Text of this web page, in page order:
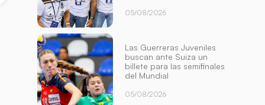
05/08/2026
Las Guerreras Juveniles
buscan ante Suiza un
billete para las semifinales
del Mundial
05/08/2026